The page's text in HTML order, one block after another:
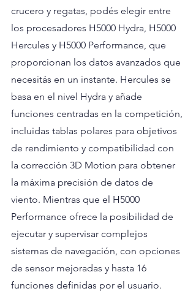
crucero y regatas, podés elegir entre
los procesadores H5000 Hydra, H5000
Hercules y H5000 Performance, que
proporcionan los datos avanzados que
necesitás en un instante. Hercules se
basa en el nivel Hydra y añade
funciones centradas en la competición,
incluidas tablas polares para objetivos
de rendimiento y compatibilidad con
la corrección 3D Motion para obtener
la máxima precisión de datos de
viento. Mientras que el H5000
Performance ofrece la posibilidad de
ejecutar y supervisar complejos
sistemas de navegación, con opciones
de sensor mejoradas y hasta 16
funciones definidas por el usuario.